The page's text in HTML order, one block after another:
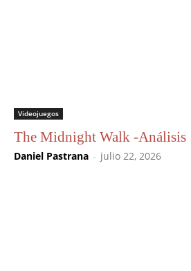
Videojuegos
The Midnight Walk -Análisis
Daniel Pastrana - julio 22, 2026